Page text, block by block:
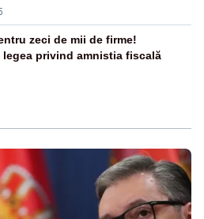
zeci de mii de firme!
legea privind amnistia fiscală